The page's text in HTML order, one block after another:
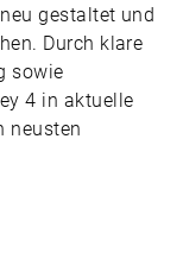
gestaltet und
Durch klare
sowie
4 in aktuelle
neusten